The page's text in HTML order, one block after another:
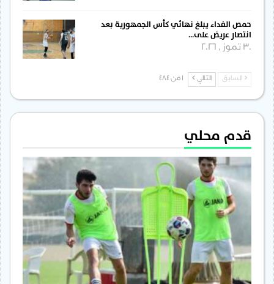
حمص الفداء يبلغ نهائي كأس الجمهورية بعد
انتصار عريض على…
30 تموز , 2026
السابق التالي
قدم محلي